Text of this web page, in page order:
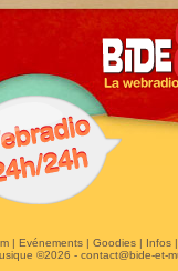
| Evénements| Goodies| Infos
©2026 - contact@bide-et-